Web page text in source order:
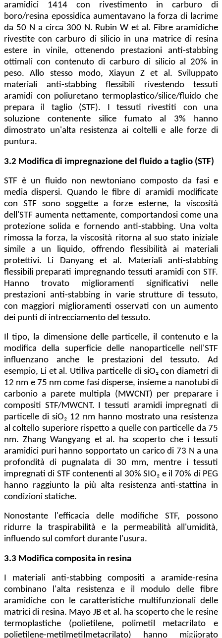
aramidici 1414 con rivestimento in carburo di
boro/resina epossidica aumentavano la forza di lacrime
da 50 N a circa 300 N. Rubin W et al. Fibre aramidiche
rivestite con carburo di silicio in una matrice di resina
estere in vinile, ottenendo prestazioni anti-stabbing
ottimali con contenuto di carburo di silicio al 20% in
peso. Allo stesso modo, Xiayun Z et al. Sviluppato
materiali anti-stabbing flessibili rivestendo tessuti
aramidi con poliuretano termoplastico/silice/fluido che
prepara il taglio (STF). I tessuti rivestiti con una
soluzione contenente silice fumato al 3% hanno
dimostrato un'alta resistenza ai coltelli e alle forze di
puntura.
3.2 Modifica di impregnazione del fluido a taglio (STF)
STF è un fluido non newtoniano composto da fasi e
media dispersi. Quando le fibre di aramidi modificate
con STF sono soggette a forze esterne, la viscosità
dell'STF aumenta nettamente, comportandosi come una
protezione solida e fornendo anti-stabbing. Una volta
rimossa la forza, la viscosità ritorna al suo stato iniziale
simile a un liquido, offrendo flessibilità ai materiali
protettivi. Li Danyang et al. Materiali anti-stabbing
flessibili preparati impregnando tessuti aramidi con STF.
Hanno trovato miglioramenti significativi nelle
prestazioni anti-stabbing in varie strutture di tessuto,
con maggiori miglioramenti osservati con un aumento
dei punti di intrecciamento del tessuto.
Il tipo, la dimensione delle particelle, il contenuto e la
modifica della superficie delle nanoparticelle nell'STF
influenzano anche le prestazioni del tessuto. Ad
esempio, Li et al. Utiliva particelle di siO₂ con diametri di
12 nm e 75 nm come fasi disperse, insieme a nanotubi di
carbonio a parete multipla (MWCNT) per preparare i
compositi STF/MWCNT. I tessuti aramidi impregnati di
particelle di siO₂ 12 nm hanno mostrato una resistenza
al coltello superiore rispetto a quelle con particelle da 75
nm. Zhang Wangyang et al. ha scoperto che i tessuti
aramidici puri hanno sopportato un carico di 73 N a una
profondità di pugnalata di 30 mm, mentre i tessuti
impregnati di STF contenenti al 30% SIO₂ e il 70% di PEG
hanno raggiunto la più alta resistenza anti-stattina in
condizioni statiche.
Nonostante l'efficacia delle modifiche STF, possono
ridurre la traspirabilità e la permeabilità all'umidità,
influendo sul comfort durante l'usura.
3.3 Modifica composita in resina
I materiali anti-stabbing compositi a aramide-resina
combinano l'alta resistenza e il modulo delle fibre
aramidiche con le caratteristiche multifunzionali delle
matrici di resina. Mayo JB et al. ha scoperto che le resine
termoplastiche (polietilene, polimetil metacrilato e
polietilene-metilmetilmetacrilato) hanno migliorato